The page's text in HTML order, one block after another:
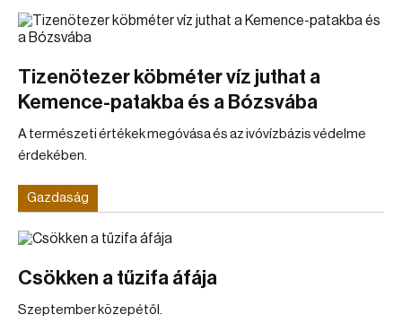
Tizenötezer köbméter víz juthat a
Kemence-patakba és a Bózsvába
A természeti értékek megóvása és az ivóvízbázis védelme
érdekében.
Gazdaság
Csökken a tűzifa áfája
Szeptember közepétől.